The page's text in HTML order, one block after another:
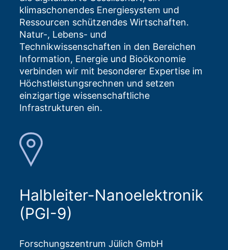
klimaschonendes Energiesystem und
Ressourcen schützendes Wirtschaften.
Natur-, Lebens- und
Technikwissenschaften in den Bereichen
Information, Energie und Bioökonomie
verbinden wir mit besonderer Expertise im
Höchstleistungsrechnen und setzen
einzigartige wissenschaftliche
Infrastrukturen ein.
Halbleiter-Nanoelektronik
(PGI-9)
Forschungszentrum Jülich GmbH